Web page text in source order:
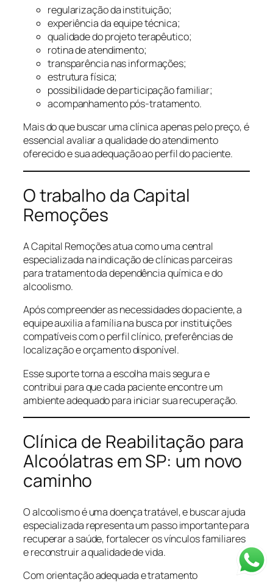
regularização da instituição;
experiência da equipe técnica;
qualidade do projeto terapêutico;
rotina de atendimento;
transparência nas informações;
estrutura física;
possibilidade de participação familiar;
acompanhamento pós-tratamento.
Mais do que buscar uma clínica apenas pelo preço, é
essencial avaliar a qualidade do atendimento
oferecido e sua adequação ao perfil do paciente.
O trabalho da Capital
Remoções
A Capital Remoções atua como uma central
especializada na indicação de clínicas parceiras
para tratamento da dependência química e do
alcoolismo.
Após compreender as necessidades do paciente, a
equipe auxilia a família na busca por instituições
compatíveis com o perfil clínico, preferências de
localização e orçamento disponível.
Esse suporte torna a escolha mais segura e
contribui para que cada paciente encontre um
ambiente adequado para iniciar sua recuperação.
Clínica de Reabilitação para
Alcoólatras em SP: um novo
caminho
O alcoolismo é uma doença tratável, e buscar ajuda
especializada representa um passo importante para
recuperar a saúde, fortalecer os vínculos familiares
e reconstruir a qualidade de vida.
Com orientação adequada e tratamento